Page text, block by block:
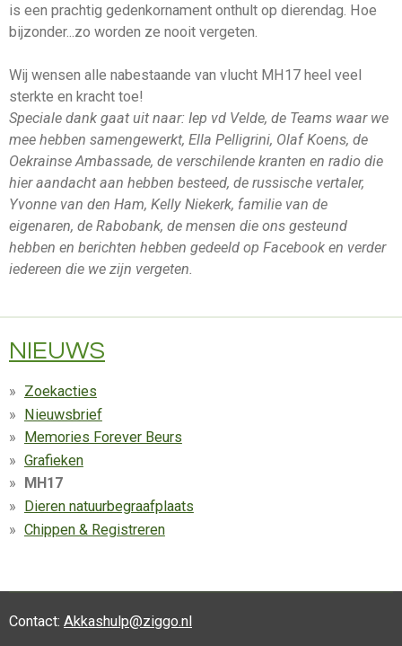
is een prachtig gedenkornament onthult op dierendag. Hoe
bijzonder...zo worden ze nooit vergeten.
Wij wensen alle nabestaande van vlucht MH17 heel veel
sterkte en kracht toe!
Speciale dank gaat uit naar: Iep vd Velde, de Teams waar we
mee hebben samengewerkt, Ella Pelligrini, Olaf Koens, de
Oekrainse Ambassade, de verschilende kranten en radio die
hier aandacht aan hebben besteed, de russische vertaler,
Yvonne van den Ham, Kelly Niekerk, familie van de
eigenaren, de Rabobank, de mensen die ons gesteund
hebben en berichten hebben gedeeld op Facebook en verder
iedereen die we zijn vergeten.
NIEUWS
Zoekacties
Nieuwsbrief
Memories Forever Beurs
Grafieken
MH17
Dieren natuurbegraafplaats
Chippen & Registreren
Contact: Akkashulp@ziggo.nl